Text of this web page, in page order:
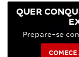
QUER
Prepare-se
COMECE